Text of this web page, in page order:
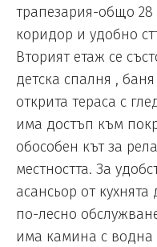
трапезария-общо 28
коридор и удобно
Вторият етаж се
детска спалня ,
открита тераса с
има достъп към
обособен кът за
местността. За
асансьор от
по-лесно
има камина с